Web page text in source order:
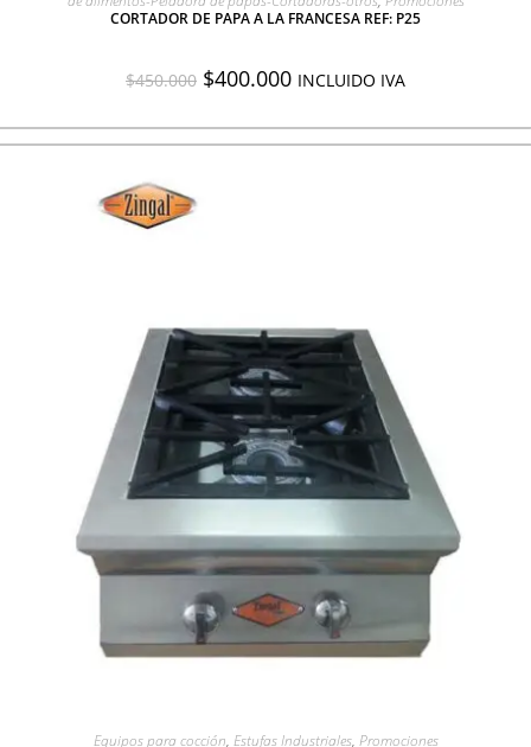
CORTADOR DE PAPA A LA FRANCESA REF: P25
$450.000 $400.000 INCLUIDO IVA
AGREGAR A COTIZACIÓN
Equipos para cocción, Estufas Industriales, Promociones